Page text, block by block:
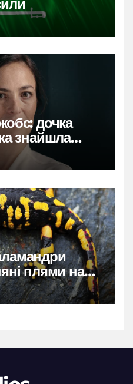
дочка
знайшла
плями на